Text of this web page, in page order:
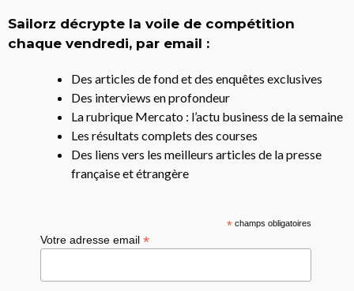
Sailorz décrypte la voile de compétition
chaque vendredi, par email :
Des articles de fond et des enquêtes exclusives
Des interviews en profondeur
La rubrique Mercato : l’actu business de la semaine
Les résultats complets des courses
Des liens vers les meilleurs articles de la presse
française et étrangère
*champs obligatoires
Votre adresse email*